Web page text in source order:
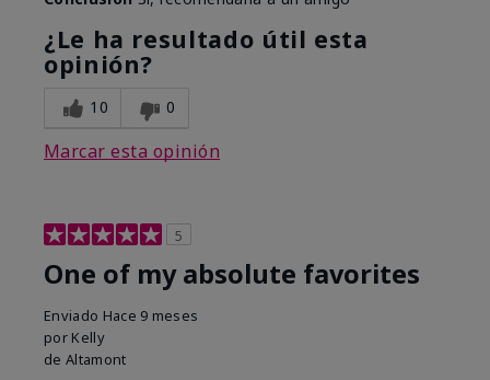
¿Le ha resultado útil esta
opinión?
10 0
Marcar esta opinión
5
One of my absolute favorites
Enviado Hace 9 meses
por Kelly
de Altamont